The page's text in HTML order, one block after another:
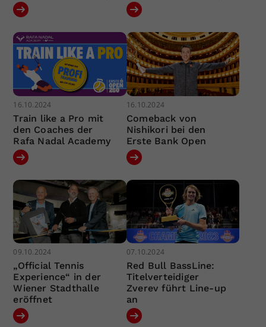
16.10.2024
Train like a Pro mit
den Coaches der
Rafa Nadal Academy
16.10.2024
Comeback von
Nishikori bei den
Erste Bank Open
09.10.2024
„Official Tennis
Experience“ in der
Wiener Stadthalle
eröffnet
07.10.2024
Red Bull BassLine:
Titelverteidiger
Zverev führt Line-up
an